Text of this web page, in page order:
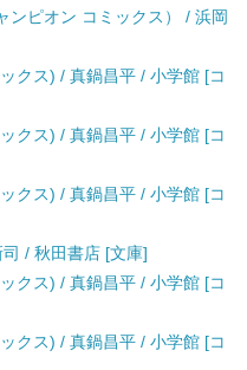
ンピオン コミックス） / 浜岡
クス) / 真鍋昌平 / 小学館 [コ
クス) / 真鍋昌平 / 小学館 [コ
クス) / 真鍋昌平 / 小学館 [コ
/ 秋田書店 [文庫]
クス) / 真鍋昌平 / 小学館 [コ
クス) / 真鍋昌平 / 小学館 [コ